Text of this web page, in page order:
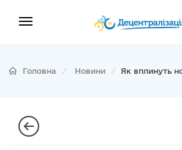
Головна Новини Як вплинуть